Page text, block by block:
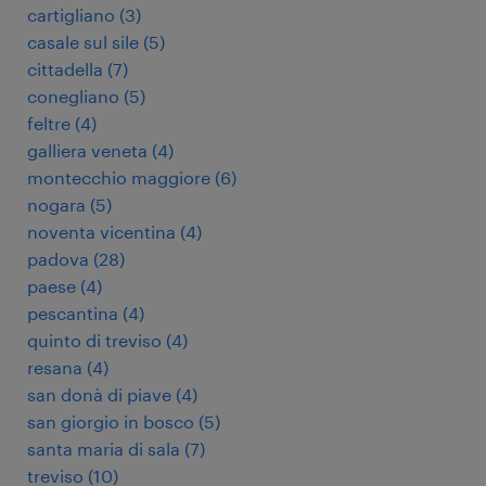
cartigliano (3)
casale sul sile (5)
cittadella (7)
conegliano (5)
feltre (4)
galliera veneta (4)
montecchio maggiore (6)
nogara (5)
noventa vicentina (4)
padova (28)
paese (4)
pescantina (4)
quinto di treviso (4)
resana (4)
san donà di piave (4)
san giorgio in bosco (5)
santa maria di sala (7)
treviso (10)